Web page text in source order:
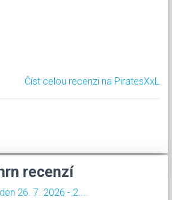
Číst celou recenzi na PiratesXxL
recenzí
26. 7. 2026 - 2....